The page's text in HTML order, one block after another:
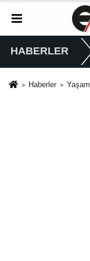
HABERLER
Haberler Yaşam